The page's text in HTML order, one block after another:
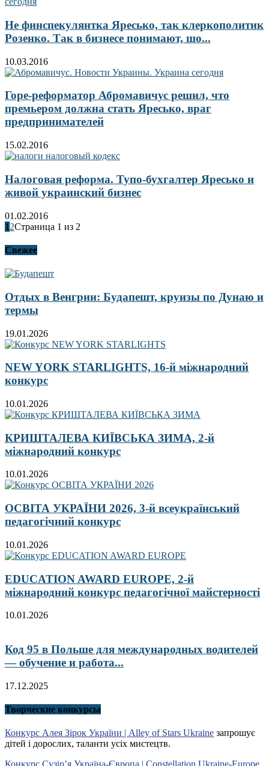
Не финспекулянтка Яресько, так клеркополитик
Розенко. Так в бизнесе понимают, шо...
10.03.2016
Горе-реформатор Абромавичус решил, что
премьером должна стать Яресько, враг
предпринимателей
15.02.2016
Налоговая реформа. Тупо-бухгалтер Яресько и
живой украинский бизнес
01.02.2016
1 2Страница 1 из 2
Свежее
Отдых в Венгрии: Будапешт, круизы по Дунаю и
термы
19.01.2026
NEW YORK STARLIGHTS, 16-й міжнародний
конкурс
10.01.2026
КРИШТАЛЕВА КИЇВСЬКА ЗИМА, 2-й
міжнародний конкурс
10.01.2026
ОСВІТА УКРАЇНИ 2026, 3-й всеукраїнський
педагогічний конкурс
10.01.2026
EDUCATION AWARD EUROPE, 2-й
міжнародний конкурс педагогічної майстерності
10.01.2026
Код 95 в Польше для международных водителей
— обучение и работа...
17.12.2025
Творческие конкурсы
Конкурс Алея Зірок України | Alley of Stars Ukraine запрошує
дітей і дорослих, таланти усіх мистецтв.